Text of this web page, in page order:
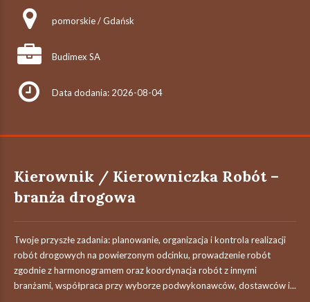
pomorskie / Gdańsk
Budimex SA
Data dodania: 2026-08-04
Kierownik / Kierowniczka Robót –
branża drogowa
Twoje przyszłe zadania:‎ planowanie, organizacja i kontrola realizacji
robót drogowych na powierzonym odcinku,‎ prowadzenie robót
zgodnie z harmonogramem oraz koordynacja robót z innymi
branżami,‎ współpraca przy wyborze podwykonawców, dostawców i...